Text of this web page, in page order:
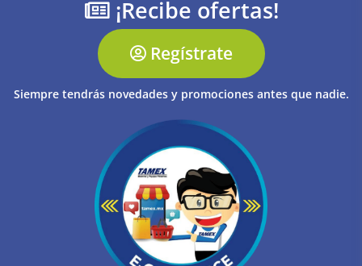
¡Recibe ofertas!
Regístrate
Siempre tendrás novedades y promociones antes que nadie.